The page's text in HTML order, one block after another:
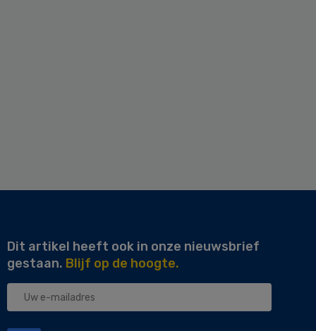
Dit artikel heeft ook in onze nieuwsbrief
gestaan. Blijf op de hoogte.
Uw